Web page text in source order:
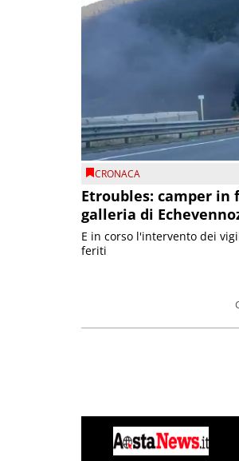
CRONACA
Etroubles: camper in
galleria di
E in corso l'intervento dei
feriti